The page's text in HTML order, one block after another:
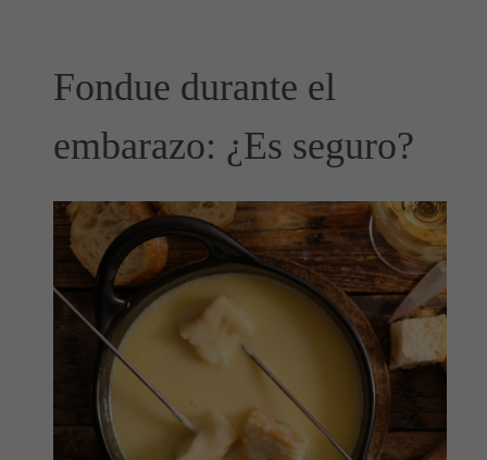
Fondue durante el
embarazo: ¿Es seguro?